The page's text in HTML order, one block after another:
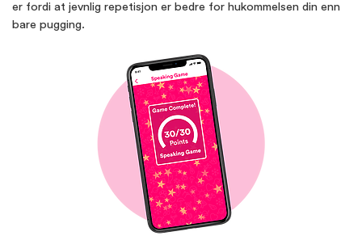
er fordi at jevnlig repetisjon er bedre for hukommelsen din enn
bare pugging.